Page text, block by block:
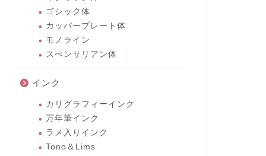
ゴシック体
カッパープレート体
モノライン
スぺンサリアン体
インク
カリグラフィーインク
万年筆インク
ラメ入りインク
Tono＆Lims